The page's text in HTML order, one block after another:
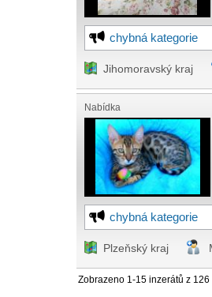
chybná kategorie
Jihomoravský kraj
Nabídka
chybná kategorie
Plzeňský kraj
Zobrazeno 1-15 inzerátů z 126